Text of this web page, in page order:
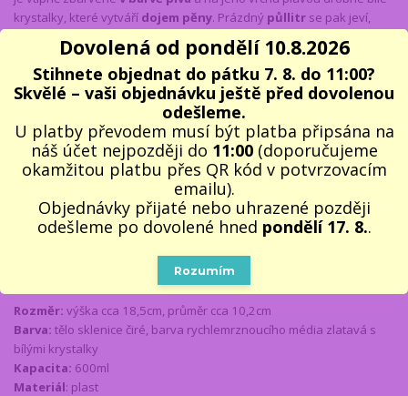
krystalky, které vytváří dojem pěny. Prázdný půllitr se pak jeví,
naplněn pivem . Vaše milované pivínko
namraženém půllitru opravdu luxusní. Stačípůllitrvložit dnem
vzhůru do mrazáku (namražovat max do -10C) a nechat cca 2-4
hodiny namrazit.
Chladící půllitr 600ml - FALEŠNÉ PIVOje pak ideálnídárek pro
každého, kdo si rád vychutnávávychlazené pivoa má rádvtipné
dárky. S prázdýmpůlitremse dají dělat různé vtípky, jako např.
když se převrhne, každý se určitě vyleká, že budem domnělým pivem
politý atd.Půllitrje nejenna pivo, ale vychladí i limonádu či ledový
čaj. Tentochladící půllitrpojme bez problému celépivo i s pěnou
díky svému objemu 0,6 l . Jedná se o skvělý
nápad na letní párty
dárek pro muže k narozeninám, k svátku nebo k
. Dodáváme v bílé kartonové krabičce.
Rozměr: výška cca 18,5cm, průměr cca 10,2cm
Barva: tělo sklenice čiré, barva rychlemrznoucího média zlatavá s
bílými krystalky
Kapacita: 600ml
Materiál: plast
Dovolená od pondělí 10.8.2026
Stihnete objednat do pátku 7. 8. do 11:00?
Skvělé – vaši objednávku ještě před dovolenou
odešleme.
U platby převodem musí být platba připsána na
náš účet nejpozději do 11:00(doporučujeme
okamžitou platbu přes QR kód v potvrzovacím
emailu).
Objednávky přijaté nebo uhrazené později
odešleme po dovolené hned pondělí 17. 8..
Rozumím